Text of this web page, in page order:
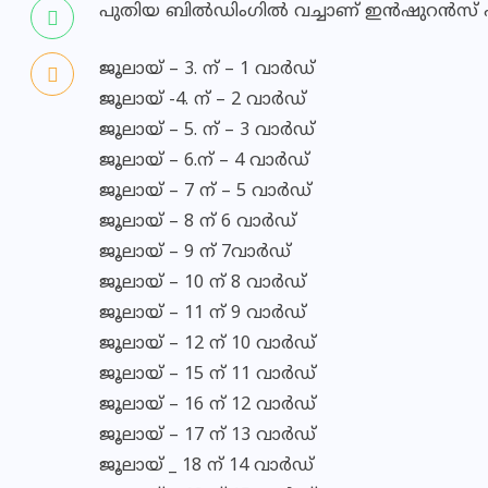
പുതിയ ബില്‍ഡിംഗില്‍ വച്ചാണ്
ജൂലായ് – 3. ന് – 1 വാര്‍ഡ്
ജൂലായ് -4. ന് – 2 വാര്‍ഡ്
ജൂലായ് – 5. ന് – 3 വാര്‍ഡ്
ജൂലായ് – 6.ന് – 4 വാര്‍ഡ്
ജൂലായ് – 7 ന് – 5 വാര്‍ഡ്
ജൂലായ് – 8 ന് 6 വാര്‍ഡ്
ജൂലായ് – 9 ന് 7വാര്‍ഡ്
ജൂലായ് – 10 ന് 8 വാര്‍ഡ്
ജൂലായ് – 11 ന് 9 വാര്‍ഡ്
ജൂലായ് – 12 ന് 10 വാര്‍ഡ്
ജൂലായ് – 15 ന് 11 വാര്‍ഡ്
ജൂലായ് – 16 ന് 12 വാര്‍ഡ്
ജൂലായ് – 17 ന് 13 വാര്‍ഡ്
ജൂലായ് _ 18 ന് 14 വാര്‍ഡ്